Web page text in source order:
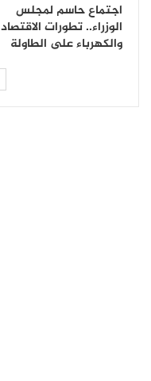
اجتماع حاسم لمجلس
الوزراء.. تطورات الاقتصاد
والكهرباء على الطاولة